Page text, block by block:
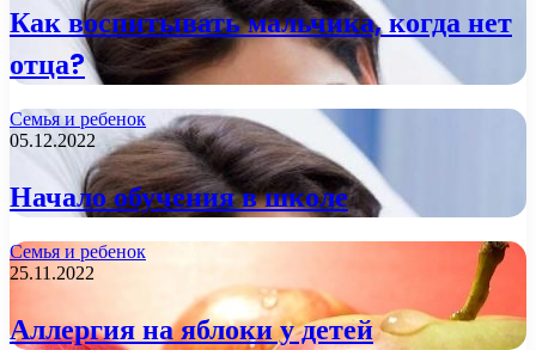
Как воспитывать мальчика, когда нет
отца?
Семья и ребенок
05.12.2022
Начало обучения в школе
Семья и ребенок
25.11.2022
Аллергия на яблоки у детей